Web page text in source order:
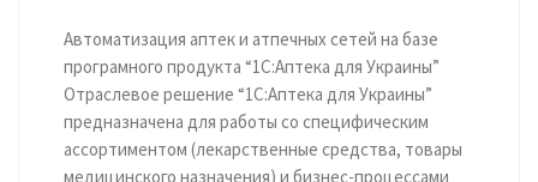
Автоматизация аптек и атпечных сетей на базе
програмного продукта “1С:Аптека для Украины”
Отраслевое решение “1С:Аптека для Украины”
предназначена для работы со специфическим
ассортиментом (лекарственные средства, товары
медицинского назначения) и бизнес-процессами